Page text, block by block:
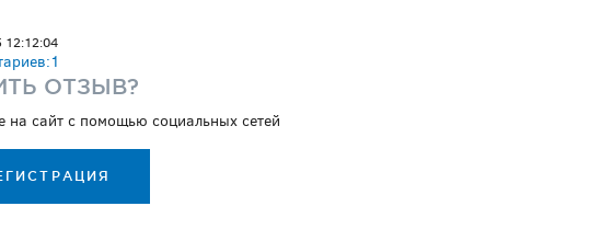
12:12:04
1
ОТЗЫВ?
на сайт с помощью социальных сетей